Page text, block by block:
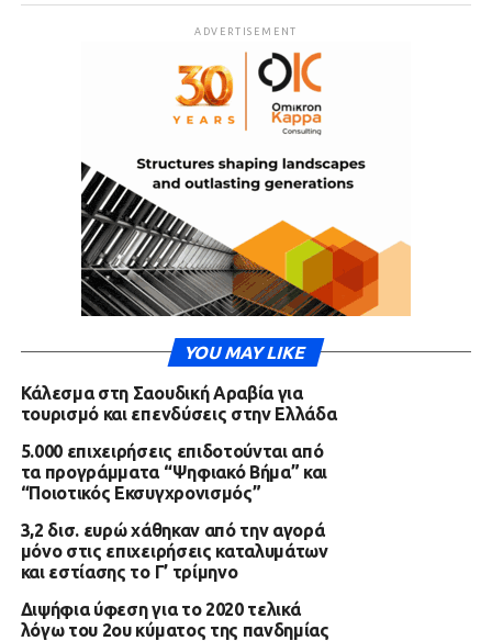
ADVERTISEMENT
YOU MAY LIKE
Κάλεσμα στη Σαουδική Αραβία για
τουρισμό και επενδύσεις στην Ελλάδα
5.000 επιχειρήσεις επιδοτούνται από
τα προγράμματα “Ψηφιακό Βήμα” και
“Ποιοτικός Εκσυγχρονισμός”
3,2 δισ. ευρώ χάθηκαν από την αγορά
μόνο στις επιχειρήσεις καταλυμάτων
και εστίασης το Γ’ τρίμηνο
Διψήφια ύφεση για το 2020 τελικά
λόγω του 2ου κύματος της πανδημίας